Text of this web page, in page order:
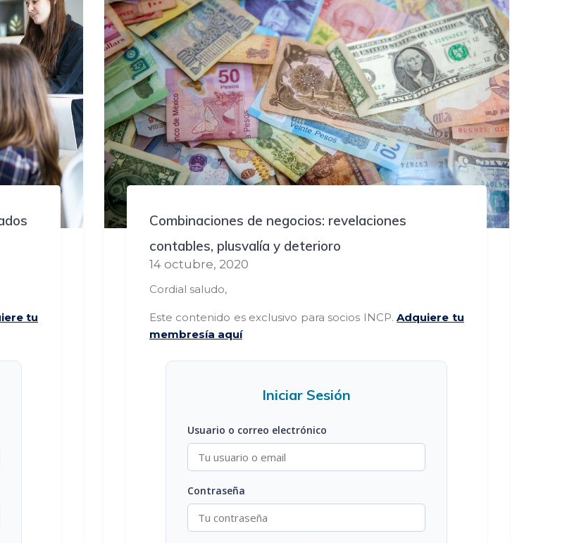
tu
Combinaciones de negocios: revelaciones
contables, plusvalía y deterioro
14 octubre, 2020
Cordial saludo,
Este contenido es exclusivo para socios INCP.Adquiere tu
membresía aquí
Iniciar Sesión
Usuario o correo electrónico
Contraseña